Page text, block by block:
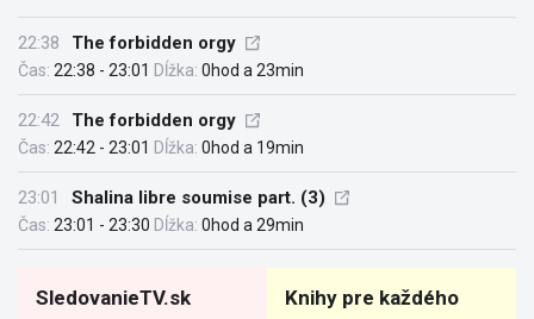
22:38 The forbidden orgy
Čas: 22:38 - 23:01 Dĺžka: 0hod a 23min
22:42 The forbidden orgy
Čas: 22:42 - 23:01 Dĺžka: 0hod a 19min
23:01 Shalina libre soumise part. (3)
Čas: 23:01 - 23:30 Dĺžka: 0hod a 29min
SledovanieTV.sk Knihy pre každého